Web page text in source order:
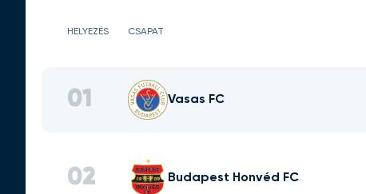
HELYEZÉS CSAPAT
01 Vasas FC
02 Budapest Honvéd FC